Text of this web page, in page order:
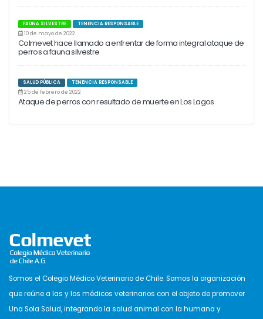
FAUNA SILVESTRE TENENCIA RESPONSABLE
10 de mayo de 2022
Colmevet hace llamado a enfrentar de forma integral ataque de
perros a fauna silvestre
SALUD PÚBLICA TENENCIA RESPONSABLE
25 de febrero de 2022
Ataque de perros con resultado de muerte en Los Lagos
Somos el Colegio Médico Veterinario de Chile. Somos la organización
que reúne a las y los médicos veterinarios con el objeto de promover
Una Sola Salud, integrando la salud animal con la humana y